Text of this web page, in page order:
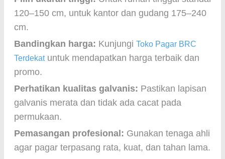
120–150 cm, untuk kantor dan gudang 175–240
cm.
Bandingkan harga: Kunjungi Toko Pagar BRC
Terdekatuntuk mendapatkan harga terbaik dan
promo.
Perhatikan kualitas galvanis: Pastikan lapisan
galvanis merata dan tidak ada cacat pada
permukaan.
Pemasangan profesional: Gunakan tenaga ahli
agar pagar terpasang rata, kuat, dan tahan lama.